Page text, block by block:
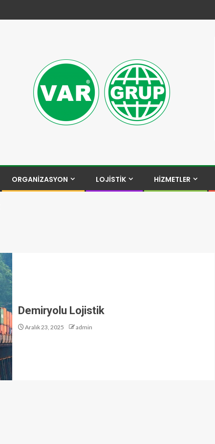
ORGANİZASYON LOJİSTİK HİZMETLER
Demiryolu Lojistik
Aralık 23, 2025 admin